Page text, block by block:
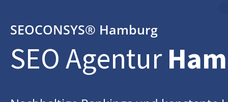
SEOCONSYS® Hamburg
SEO Agentur